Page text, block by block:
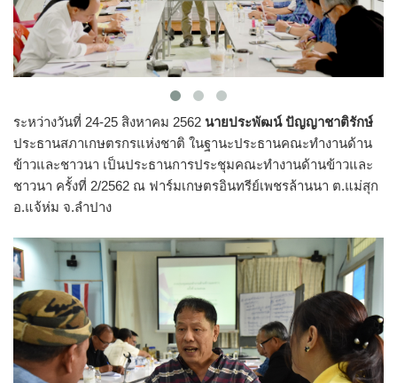
Search
for:
ระหว่างวันที่ 24-25 สิงหาคม 2562 นายประพัฒน์ ปัญญาชาติรักษ์
ประธานสภาเกษตรกรแห่งชาติ ในฐานะประธานคณะทำงานด้าน
ข้าวและชาวนา เป็นประธานการประชุมคณะทำงานด้านข้าวและ
ชาวนา ครั้งที่ 2/2562 ณ ฟาร์มเกษตรอินทรีย์เพชรล้านนา ต.แม่สุก
อ.แจ้ห่ม จ.ลำปาง